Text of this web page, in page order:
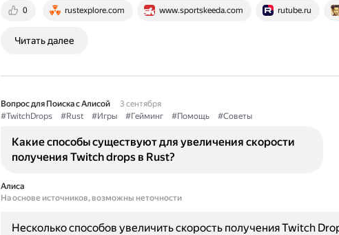
0 rustexplore.com www.sportskeeda.com rutube.ru
Читать далее
Вопрос для Поиска с Алисой
3 сентября
#TwitchDrops
#Rust #Игры #Гейминг #Помощь #Советы
Какие способы существуют для увеличения скорости
получения Twitch drops в Rust?
Алиса
На основе источников, возможны неточности
Несколько способов увеличить скорость получения Twitch